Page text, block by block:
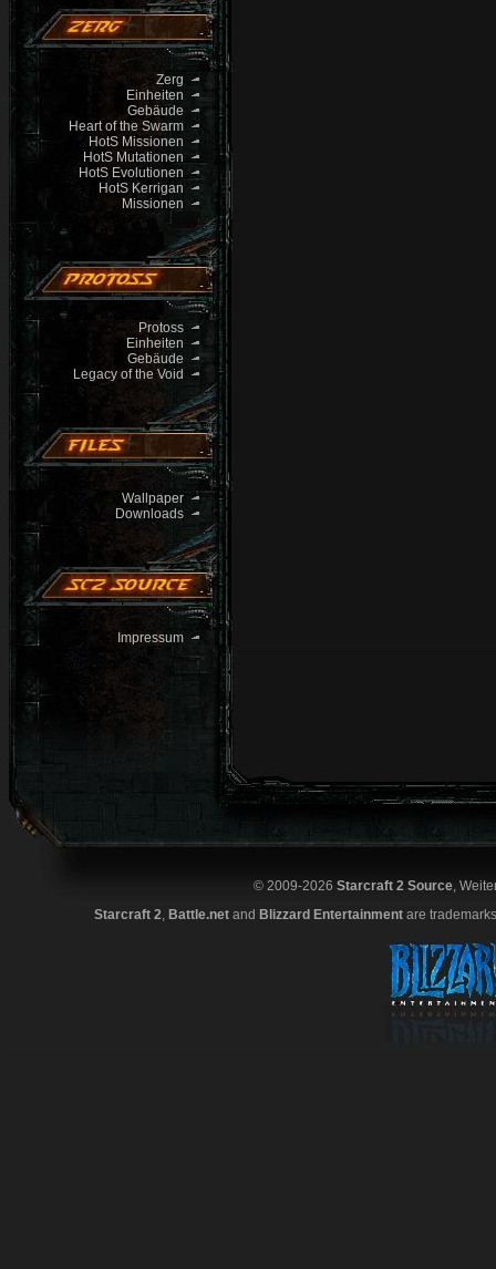
Zerg
Einheiten
Gebäude
Heart of the Swarm
HotS Missionen
HotS Mutationen
HotS Evolutionen
HotS Kerrigan
Missionen
Protoss
Einheiten
Gebäude
Legacy of the Void
Wallpaper
Downloads
Impressum
© 2009-2026 Starcraft 2 Source,
Starcraft 2, Battle.netand Blizzard Entertainmentare